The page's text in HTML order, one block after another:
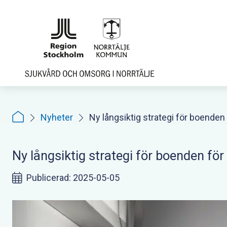
Nyheter Ny långsiktig strategi för boenden
Ny långsiktig strategi för boenden för
Publicerad: 2025-05-05